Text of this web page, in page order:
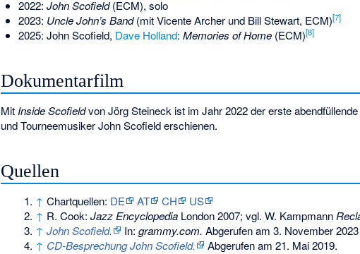
2022: John Scofield(ECM), solo
2023: Uncle John’s Band(mit Vicente Archer und Bill Stewart, ECM)[7]
2025: John Scofield, Dave Holland: Memories of Home(ECM)[8]
Dokumentarfilm
MitInside Scofieldvon Jörg Steineck ist im Jahr 2022 der erste
und Tourneemusiker John Scofield erschienen.
Quellen
↑ Chartquellen: DE AT CH
US
↑ R. Cook: Jazz Encyclopedia London 2007; vgl. W. Kampmann
↑ John Scofield. In: grammy.com. Abgerufen am 3. November 2023
↑ CD-Besprechung John Scofield. Abgerufen am 21. Mai 2019.